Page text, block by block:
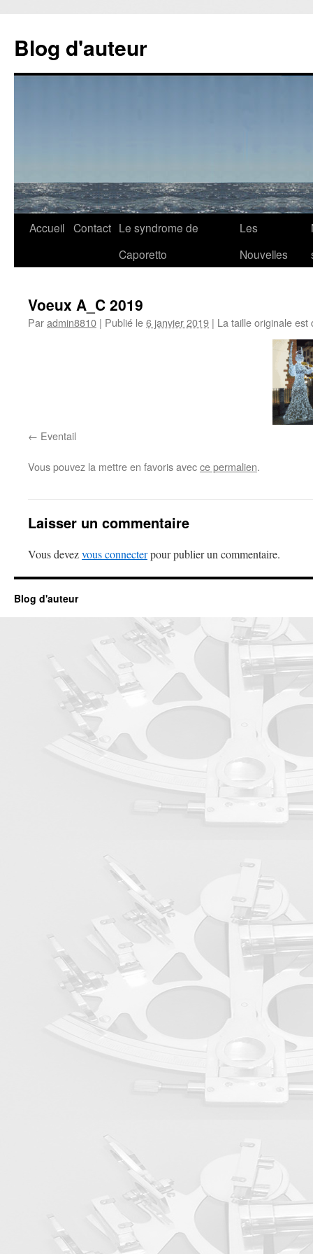
contenu
Blog d'auteur
Accueil Contact Le syndrome de
Caporetto
Les
Nouvelles
Voeux A_C 2019
Paradmin8810 | Publié le6 janvier 2019 | La taille originale
Eventail
Vous pouvez la mettre en favoris avecce permalien.
Laisser un commentaire
Vous devezvous connecterpour publier un commentaire.
Blog d'auteur